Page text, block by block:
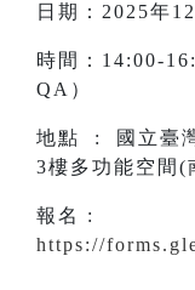
日期：2025年
時間：14:00-
QA）
地點 : 國立臺
3樓多功能空間(
報名 :
https://